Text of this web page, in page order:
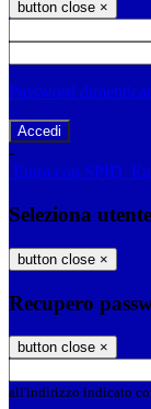
button close ×
Password
-
Entra con SPID
Seleziona utente
button close ×
Recupero
button close ×
all'indirizzo indicato